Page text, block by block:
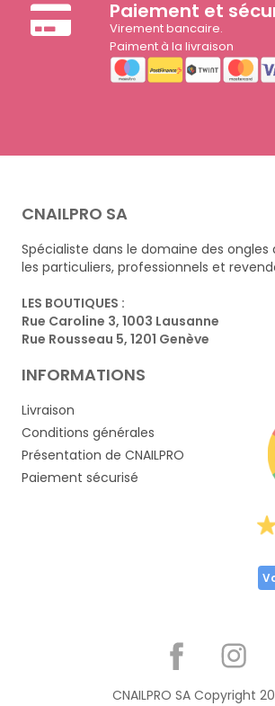
Paiement et
Virement bancaire.
Paiment à la livraison
CNAILPRO SA
Spécialiste dans le domaine des ongles
les particuliers, professionnels et
LES BOUTIQUES :
Rue Caroline 3, 1003 Lausanne
Rue Rousseau 5, 1201 Genève
INFORMATIONS
Livraison
Conditions générales
Présentation de CNAILPRO
Paiement sécurisé
CNAILPRO SA Copyright